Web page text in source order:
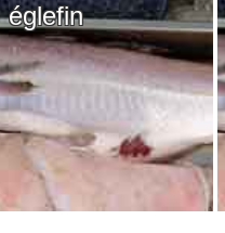
églefin